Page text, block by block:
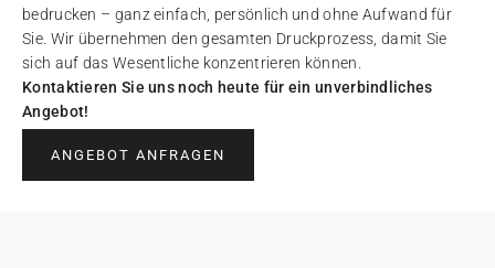
bedrucken – ganz einfach, persönlich und ohne Aufwand für
Sie. Wir übernehmen den gesamten Druckprozess, damit Sie
sich auf das Wesentliche konzentrieren können.
Kontaktieren Sie uns noch heute für ein unverbindliches
Angebot!
ANGEBOT ANFRAGEN